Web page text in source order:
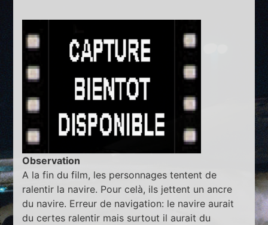
Observation
A la fin du film, les personnages tentent de
ralentir la navire. Pour celà, ils jettent un ancre
du navire. Erreur de navigation: le navire aurait
du certes ralentir mais surtout il aurait du